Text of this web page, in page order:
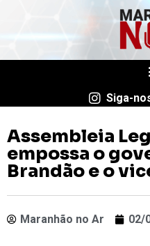
Siga-
Assembleia
empossa o
Brandão e o
Maranhão no Ar 02/